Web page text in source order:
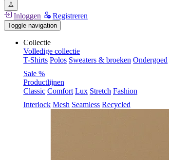
Inloggen Registreren
Toggle navigation
Collectie
Volledige collectie
T-Shirts Polos Sweaters & broeken Ondergoed
Sale %
Productlijnen
Classic Comfort Lux Stretch Fashion
Interlock Mesh Seamless Recycled